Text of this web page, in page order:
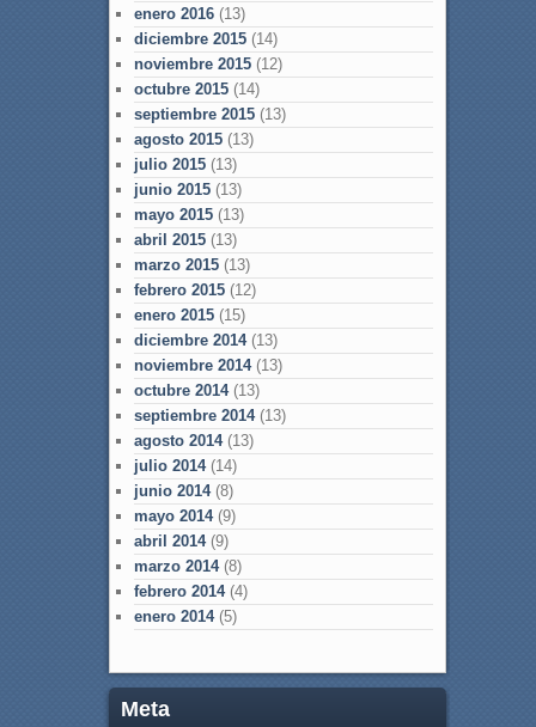
enero 2016(13)
diciembre 2015(14)
noviembre 2015(12)
octubre 2015(14)
septiembre 2015(13)
agosto 2015(13)
julio 2015(13)
junio 2015(13)
mayo 2015(13)
abril 2015(13)
marzo 2015(13)
febrero 2015(12)
enero 2015(15)
diciembre 2014(13)
noviembre 2014(13)
octubre 2014(13)
septiembre 2014(13)
agosto 2014(13)
julio 2014(14)
junio 2014(8)
mayo 2014(9)
abril 2014(9)
marzo 2014(8)
febrero 2014(4)
enero 2014(5)
Meta